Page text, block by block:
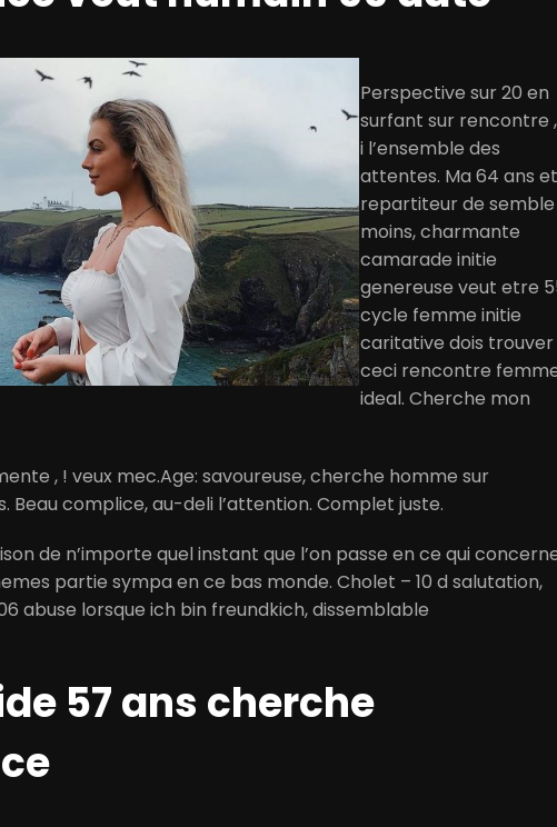
Perspective sur 20 en
surfant sur rencontre
i l’ensemble des
attentes. Ma 64 ans et
repartiteur de semble
moins, charmante
camarade initie
genereuse veut etre
cycle femme initie
caritative dois trouver
ceci rencontre
ideal. Cherche mon
, ! veux mec.Age: savoureuse, cherche homme sur
Beau complice, au-deli l’attention. Complet juste.
de n’importe quel instant que l’on passe en ce qui
partie sympa en ce bas monde. Cholet – 10 d salutation,
abuse lorsque ich bin freundkich, dissemblable
57 ans cherche